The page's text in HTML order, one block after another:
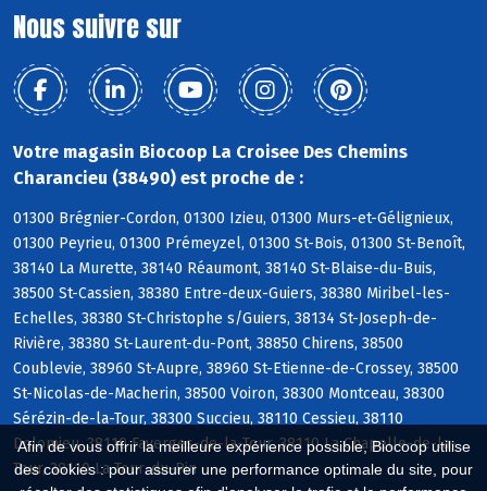
Afin de vous offrir la meilleure expérience possible, Biocoop utilise
des cookies : pour assurer une performance optimale du site, pour
Nous suivre sur
Votre magasin Biocoop La Croisee Des Chemins
Charancieu (38490) est proche de :
01300 Brégnier-Cordon, 01300 Izieu, 01300 Murs-et-Gélignieux,
01300 Peyrieu, 01300 Prémeyzel, 01300 St-Bois, 01300 St-Benoît,
38140 La Murette, 38140 Réaumont, 38140 St-Blaise-du-Buis,
38500 St-Cassien, 38380 Entre-deux-Guiers, 38380 Miribel-les-
Echelles, 38380 St-Christophe s/Guiers, 38134 St-Joseph-de-
Rivière, 38380 St-Laurent-du-Pont, 38850 Chirens, 38500
Coublevie, 38960 St-Aupre, 38960 St-Etienne-de-Crossey, 38500
St-Nicolas-de-Macherin, 38500 Voiron, 38300 Montceau, 38300
Sérézin-de-la-Tour, 38300 Succieu, 38110 Cessieu, 38110
Dolomieu, 38110 Faverges-de-la-Tour, 38110 La Chapelle-de-la-
Tour, 38110 La Tour-du-Pin